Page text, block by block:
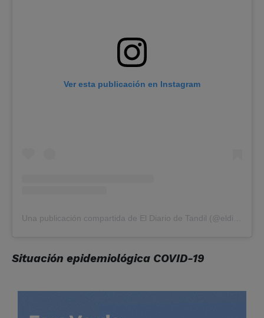
Ver esta publicación en Instagram
Situación epidemiológica COVID-19